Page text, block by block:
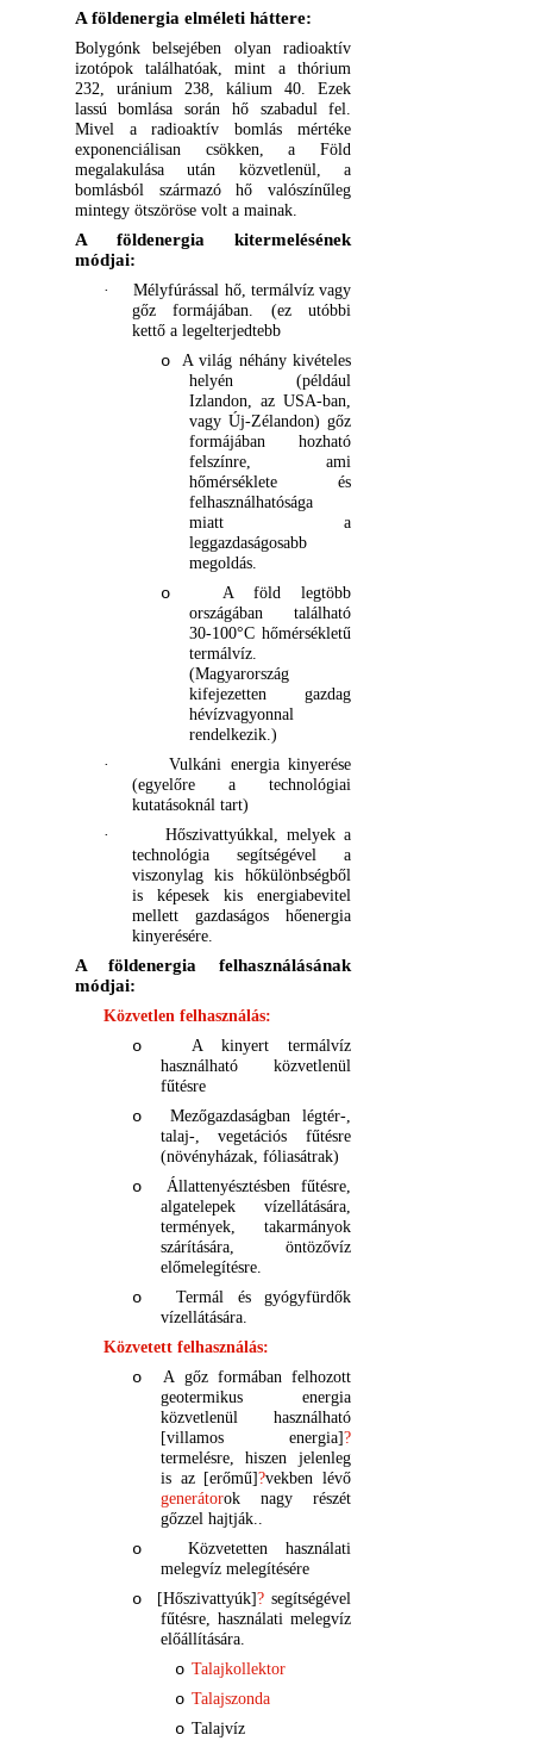
A földenergia elméleti háttere:
Bolygónk belsejében olyan radioaktív
izotópok találhatóak, mint a thórium
232, uránium 238, kálium 40. Ezek
lassú bomlása során hő szabadul fel.
Mivel a radioaktív bomlás mértéke
exponenciálisan csökken, a Föld
megalakulása után közvetlenül, a
bomlásból származó hő valószínűleg
mintegy ötszöröse volt a mainak.
A földenergia kitermelésének
módjai:
·
Mélyfúrással hő, termálvíz vagy
gőz formájában. (ez utóbbi
kettő a legelterjedtebb
o
A világ néhány kivételes
helyén (például
Izlandon, az USA-ban,
vagy Új-Zélandon) gőz
formájában hozható
felszínre, ami
hőmérséklete és
felhasználhatósága
miatt a
leggazdaságosabb
megoldás.
o
A föld legtöbb
országában található
30-100°C hőmérsékletű
termálvíz.
(Magyarország
kifejezetten gazdag
hévízvagyonnal
rendelkezik.)
·
Vulkáni energia kinyerése
(egyelőre a technológiai
kutatásoknál tart)
·
Hőszivattyúkkal, melyek a
technológia segítségével a
viszonylag kis hőkülönbségből
is képesek kis energiabevitel
mellett gazdaságos hőenergia
kinyerésére.
A földenergia felhasználásának
módjai:
Közvetlen felhasználás:
o
A kinyert termálvíz
használható közvetlenül
fűtésre
o
Mezőgazdaságban légtér-,
talaj-, vegetációs fűtésre
(növényházak, fóliasátrak)
o
Állattenyésztésben fűtésre,
algatelepek vízellátására,
termények, takarmányok
szárítására, öntözővíz
előmelegítésre.
o
Termálés gyógyfürdők
vízellátására.
Közvetett felhasználás:
o
A gőz formában felhozott
geotermikus energia
közvetlenül használható
[villamos energia]?
termelésre, hiszen jelenleg
is az [erőmű]?vekben lévő
generátorok nagy részét
gőzzel hajtják..
o
Közvetetten használati
melegvíz melegítésére
o
[Hőszivattyúk]?segítségével
fűtésre, használati melegvíz
előállítására.
o Talajkollektor
o Talajszonda
o Talajvíz